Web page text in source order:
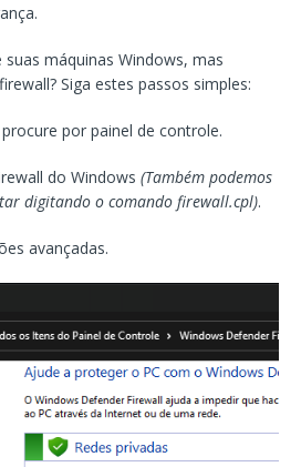
máquinas Windows, mas
Siga estes passos simples:
por painel de controle.
do Windows (Também podemos
digitando o comando firewall.cpl).
avançadas.